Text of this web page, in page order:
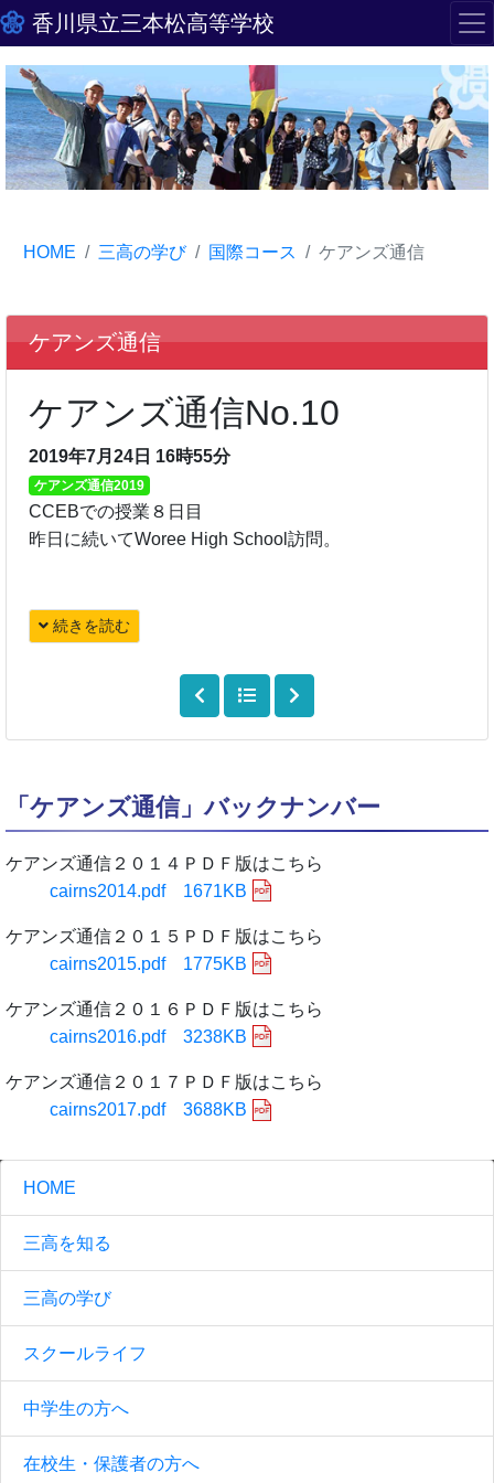
香川県立三本松高等学校
HOME 三高の学び 国際コース ケアンズ通信
ケアンズ通信
ケアンズ通信No.10
2019年7月24日 16時55分
ケアンズ通信2019
CCEBでの授業８日目
昨日に続いてWoree High School訪問。
続きを読む
「ケアンズ通信」バックナンバー
ケアンズ通信２０１４ＰＤＦ版はこちら
cairns2014.pdf 1671KB
ケアンズ通信２０１５ＰＤＦ版はこちら
cairns2015.pdf 1775KB
ケアンズ通信２０１６ＰＤＦ版はこちら
cairns2016.pdf 3238KB
ケアンズ通信２０１７ＰＤＦ版はこちら
cairns2017.pdf 3688KB
HOME
三高を知る
三高の学び
スクールライフ
中学生の方へ
在校生・保護者の方へ